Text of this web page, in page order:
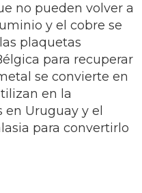
no pueden volver a
y el cobre se
plaquetas
para recuperar
se convierte en
en la
Uruguay y el
para convertirlo